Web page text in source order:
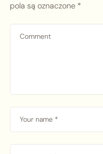
pola są oznaczone *